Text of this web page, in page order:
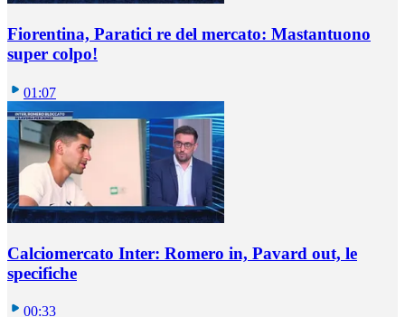
Fiorentina, Paratici re del mercato: Mastantuono
super colpo!
01:07
Calciomercato Inter: Romero in, Pavard out, le
specifiche
00:33